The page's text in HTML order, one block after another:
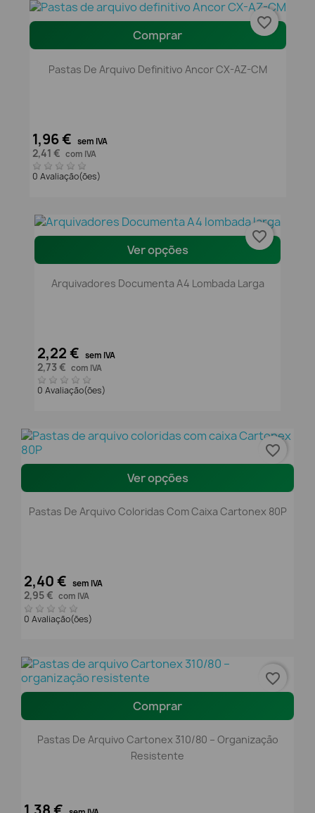
Comprar
Pastas De Arquivo Definitivo Ancor CX-AZ-CM
1,96 € sem IVA
2,41 € com IVA
0 Avaliação(ões)
favorite_border
Ver opções
Arquivadores Documenta A4 Lombada Larga
2,22 € sem IVA
2,73 € com IVA
0 Avaliação(ões)
favorite_border
Ver opções
Pastas De Arquivo Coloridas Com Caixa Cartonex 80P
2,40 € sem IVA
2,95 € com IVA
0 Avaliação(ões)
favorite_border
Comprar
Pastas De Arquivo Cartonex 310/80 – Organização
Resistente
favorite_border